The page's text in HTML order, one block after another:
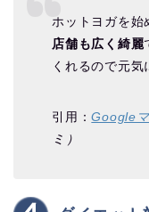
ホットヨガを始
店舗も広く綺麗
くれるので元気
引用：Google
ミ）